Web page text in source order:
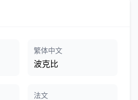
繁体中文
波克比
法文